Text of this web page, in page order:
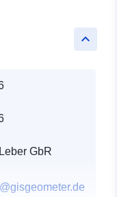
keyboard_arrow_up
GbR